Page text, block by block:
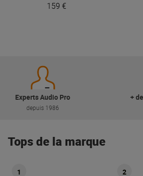
159 €
Experts Audio Pro
depuis 1986
+
Tops de la marque
1 2